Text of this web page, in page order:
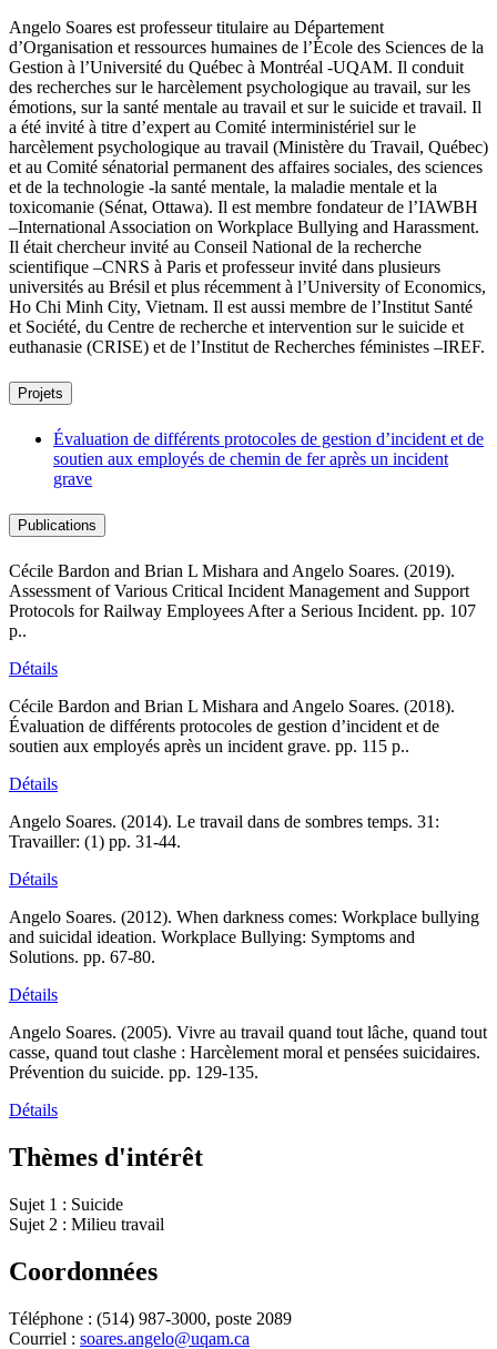
Angelo Soares est professeur titulaire au Département
d’Organisation et ressources humaines de l’École des Sciences de la
Gestion à l’Université du Québec à Montréal -UQAM. Il conduit
des recherches sur le harcèlement psychologique au travail, sur les
émotions, sur la santé mentale au travail et sur le suicide et travail. Il
a été invité à titre d’expert au Comité interministériel sur le
harcèlement psychologique au travail (Ministère du Travail, Québec)
et au Comité sénatorial permanent des affaires sociales, des sciences
et de la technologie -la santé mentale, la maladie mentale et la
toxicomanie (Sénat, Ottawa). Il est membre fondateur de l’IAWBH
–International Association on Workplace Bullying and Harassment.
Il était chercheur invité au Conseil National de la recherche
scientifique –CNRS à Paris et professeur invité dans plusieurs
universités au Brésil et plus récemment à l’University of Economics,
Ho Chi Minh City, Vietnam. Il est aussi membre de l’Institut Santé
et Société, du Centre de recherche et intervention sur le suicide et
euthanasie (CRISE) et de l’Institut de Recherches féministes –IREF.
Projets
Évaluation de différents protocoles de gestion d’incident et de
soutien aux employés de chemin de fer après un incident
grave
Publications
Cécile Bardon and Brian L Mishara and Angelo Soares. (2019).
Assessment of Various Critical Incident Management and Support
Protocols for Railway Employees After a Serious Incident. pp. 107
p..
Détails
Cécile Bardon and Brian L Mishara and Angelo Soares. (2018).
Évaluation de différents protocoles de gestion d’incident et de
soutien aux employés après un incident grave. pp. 115 p..
Détails
Angelo Soares. (2014). Le travail dans de sombres temps. 31:
Travailler: (1) pp. 31-44.
Détails
Angelo Soares. (2012). When darkness comes: Workplace bullying
and suicidal ideation. Workplace Bullying: Symptoms and
Solutions. pp. 67-80.
Détails
Angelo Soares. (2005). Vivre au travail quand tout lâche, quand tout
casse, quand tout clashe : Harcèlement moral et pensées suicidaires.
Prévention du suicide. pp. 129-135.
Détails
Thèmes d'intérêt
Sujet 1 : Suicide
Sujet 2 : Milieu travail
Coordonnées
Téléphone : (514) 987-3000, poste 2089
Courriel : soares.angelo@uqam.ca